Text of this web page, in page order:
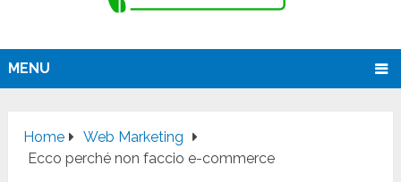
MENU
Home
Web Marketing
Ecco perché non faccio e-commerce